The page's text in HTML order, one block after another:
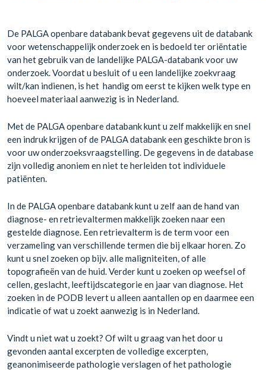
De PALGA openbare databank bevat gegevens uit de databank
voor wetenschappelijk onderzoek en is bedoeld ter oriëntatie
van het gebruik van de landelijke PALGA-databank voor uw
onderzoek. Voordat u besluit of u een landelijke zoekvraag
wilt/kan indienen, is het handig om eerst te kijken welk type en
hoeveel materiaal aanwezig is in Nederland.
Met de PALGA openbare databank kunt u zelf makkelijk en snel
een indruk krijgen of de PALGA databank een geschikte bron is
voor uw onderzoeksvraagstelling. De gegevens in de database
zijn volledig anoniem en niet te herleiden tot individuele
patiënten.
In de PALGA openbare databank kunt u zelf aan de hand van
diagnose- en retrievaltermen makkelijk zoeken naar een
gestelde diagnose. Een retrievalterm is de term voor een
verzameling van verschillende termen die bij elkaar horen. Zo
kunt u snel zoeken op bijv. alle maligniteiten, of alle
topografieën van de huid. Verder kunt u zoeken op weefsel of
cellen, geslacht, leeftijdscategorie en jaar van diagnose. Het
zoeken in de PODB levert u alleen aantallen op en daarmee een
indicatie of wat u zoekt aanwezig is in Nederland.
Vindt u niet wat u zoekt? Of wilt u graag van het door u
gevonden aantal excerpten de volledige excerpten,
geanonimiseerde pathologie verslagen of het pathologie